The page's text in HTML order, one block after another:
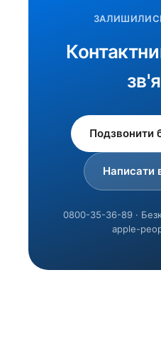
Подзвонити
Написати
0800-35-36-89 ·
apple-